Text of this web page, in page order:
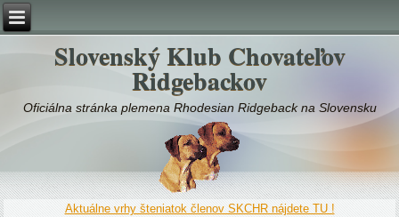
Slovenský Klub Chovateľov
Ridgebackov
Oficiálna stránka plemena Rhodesian Ridgeback na Slovensku
Aktuálne vrhy šteniatok členov SKCHR nájdete TU !